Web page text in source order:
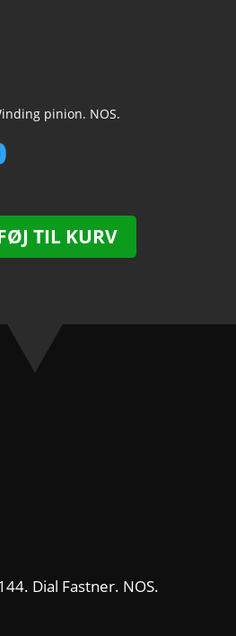
pinion. NOS.
TIL KURV
Dial Fastner. NOS.